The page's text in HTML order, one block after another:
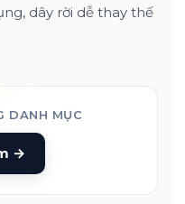
dây rời dễ thay thế
DANH MỤC
→